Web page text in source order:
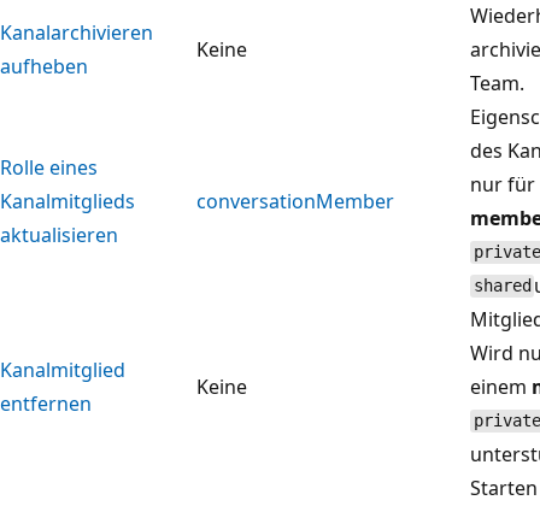
Kanalarchivieren
aufheben
Keine
Team.
Rolle eines
Kanalmitglieds
aktualisieren
conversationMember
des
nur für
private
shared
Kanalmitglied
entfernen
Keine
Wird
einem
private